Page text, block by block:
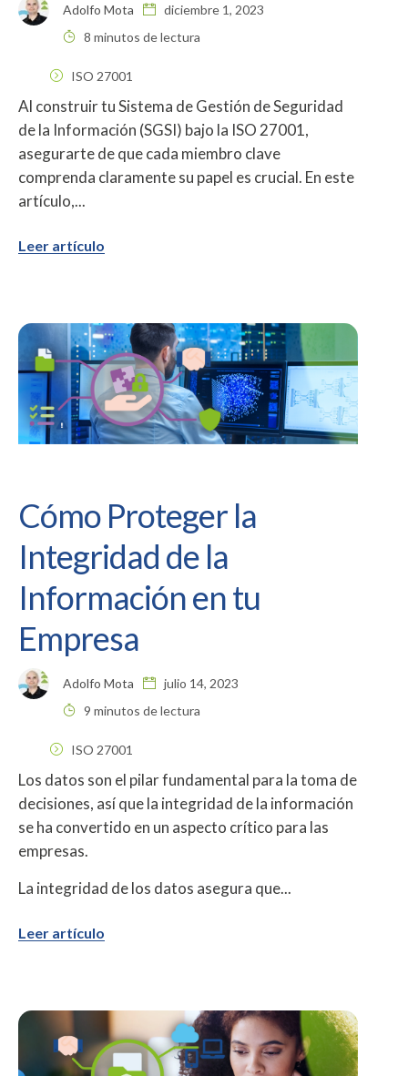
Adolfo Mota
diciembre 1, 2023
8 minutos de lectura
ISO 27001
Al construir tu Sistema de Gestión de Seguridad
de la Información (SGSI) bajo la ISO 27001,
asegurarte de que cada miembro clave
comprenda claramente su papel es crucial. En este
artículo,...
Leer artículo
Cómo Proteger la
Integridad de la
Información en tu
Empresa
Adolfo Mota
julio 14, 2023
9 minutos de lectura
ISO 27001
Los datos son el pilar fundamental para la toma de
decisiones, así que la integridad de la información
se ha convertido en un aspecto crítico para las
empresas.
La integridad de los datos asegura que...
Leer artículo